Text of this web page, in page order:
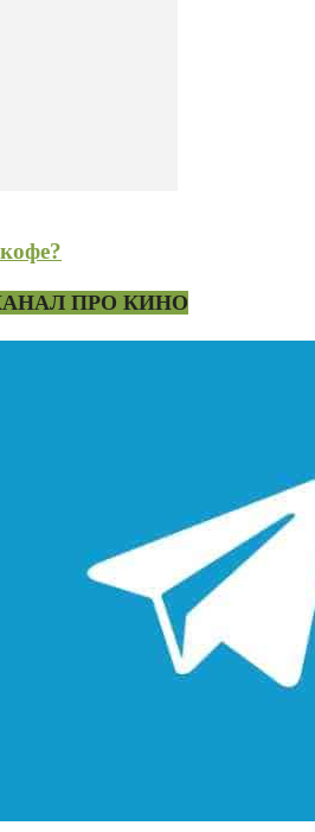
ПРО КИНО